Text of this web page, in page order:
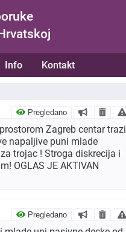
Info Kontakt
Pregledano
Zagreb centar trazi
napaljive puni mlade
trojac ! Stroga diskrecija i
OGLAS JE AKTIVAN
Pregledano